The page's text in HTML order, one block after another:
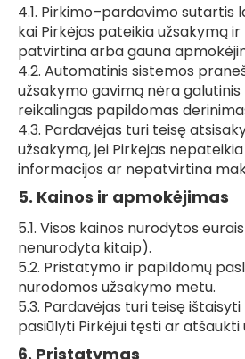
4.1. Pirkimo–pardavimo sutartis
kai Pirkėjas pateikia užsakymą ir
patvirtina arba gauna
4.2. Automatinis sistemos
užsakymo gavimą nėra
reikalingas papildomas
4.3. Pardavėjas turi teisę
užsakymą, jei Pirkėjas
informacijos ar nepatvirtina
5. Kainos ir apmokėjimas
5.1. Visos kainos nurodytos
nenurodyta kitaip).
5.2. Pristatymo ir papildomų
nurodomos užsakymo metu.
5.3. Pardavėjas turi teisę
pasiūlyti Pirkėjui tęsti ar atšaukti
6. Pristatymas